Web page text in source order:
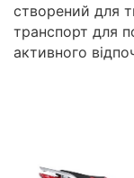
створений для
транспорт для
активного